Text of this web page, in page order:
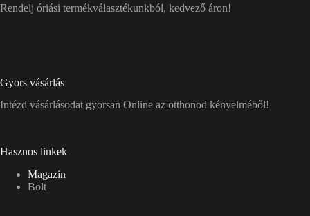
Rendelj óriási termékválasztékunkból, kedvező áron!
Gyors vásárlás
Intézd vásárlásodat gyorsan Online az otthonod kényelméből!
Hasznos linkek
Magazin
Bolt